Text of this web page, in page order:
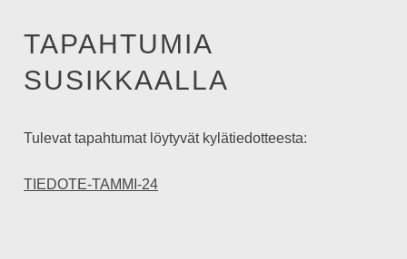
TAPAHTUMIA
SUSIKKAALLA
Tulevat tapahtumat löytyvät kylätiedotteesta:
TIEDOTE-TAMMI-24